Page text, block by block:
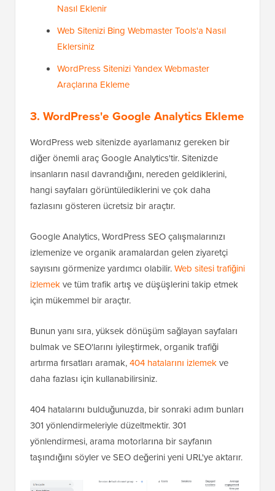
Nasıl Eklenir
Web Sitenizi Bing Webmaster Tools'a Nasıl
Eklersiniz
WordPress Sitenizi Yandex Webmaster
Araçlarına Ekleme
3. WordPress'e Google Analytics Ekleme
WordPress web sitenizde ayarlamanız gereken bir
diğer önemli araç Google Analytics'tir. Sitenizde
insanların nasıl davrandığını, nereden geldiklerini,
hangi sayfaları görüntülediklerini ve çok daha
fazlasını gösteren ücretsiz bir araçtır.
Google Analytics, WordPress SEO çalışmalarınızı
izlemenize ve organik aramalardan gelen ziyaretçi
sayısını görmenize yardımcı olabilir.Web sitesi trafiğini
izlemekve tüm trafik artış ve düşüşlerini takip etmek
için mükemmel bir araçtır.
Bunun yanı sıra, yüksek dönüşüm sağlayan sayfaları
bulmak ve SEO'larını iyileştirmek, organik trafiği
artırma fırsatları aramak,404 hatalarını izlemekve
daha fazlası için kullanabilirsiniz.
404 hatalarını bulduğunuzda, bir sonraki adım bunları
301 yönlendirmeleriyle düzeltmektir. 301
yönlendirmesi, arama motorlarına bir sayfanın
taşındığını söyler ve SEO değerini yeni URL'ye aktarır.